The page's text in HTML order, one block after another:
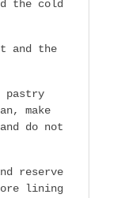
the cold
and the
pastry
make
do not
reserve
lining